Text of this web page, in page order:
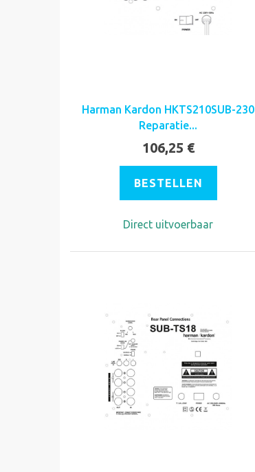
Harman Kardon HKTS210SUB-230
Reparatie...
106,25 €
BESTELLEN
Direct uitvoerbaar